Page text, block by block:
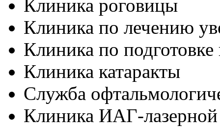
Клиника роговицы
Клиника по лечению
Клиника по
Клиника катаракты
Служба
Клиника ИАГ-лазерной